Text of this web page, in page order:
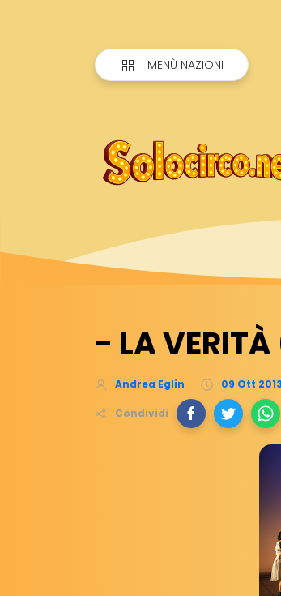
MENÙ NAZIONI
- LA
Andrea Eglin 09 Ott 2013
Condividi